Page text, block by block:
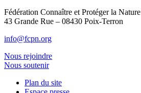
Fédération Connaître et Protéger la Nature
43 Grande Rue – 08430 Poix-Terron
info@fcpn.org
Nous rejoindre
Nous soutenir
Plan du site